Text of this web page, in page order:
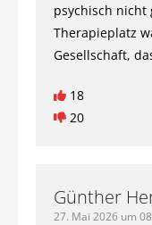
psychisch nicht
Therapieplatz
Gesellschaft,
18
20
Günther
27. Mai 2026 um